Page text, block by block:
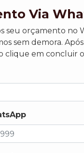
Via
seu orçamento no
sem demora.
clique em concluir